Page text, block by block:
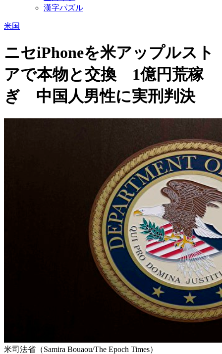
漢字パズル
米国
ニセiPhoneを米アップルスト
アで本物と交換 1億円荒稼
ぎ 中国人男性に実刑判決
米司法省（Samira Bouaou/The Epoch Times）